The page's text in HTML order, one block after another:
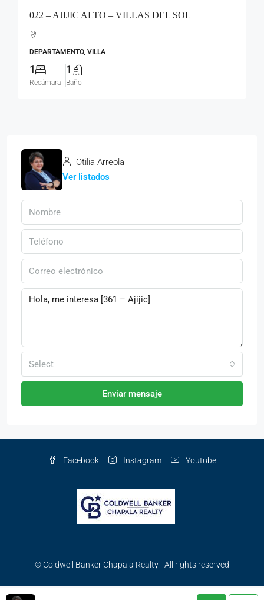
022 – AJIJIC ALTO – VILLAS DEL SOL
DEPARTAMENTO, VILLA
1
Recámara
1
Baño
Otilia Arreola
Ver listados
Select
Enviar mensaje
Facebook Instagram Youtube
© Coldwell Banker Chapala Realty - All rights reserved